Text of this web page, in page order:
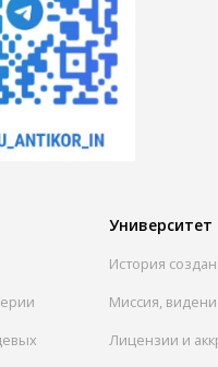
Университет
История
Миссия,
Лицензии и